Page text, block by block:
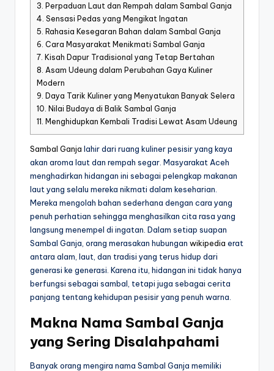
3. Perpaduan Laut dan Rempah dalam Sambal Ganja
4. Sensasi Pedas yang Mengikat Ingatan
5. Rahasia Kesegaran Bahan dalam Sambal Ganja
6. Cara Masyarakat Menikmati Sambal Ganja
7. Kisah Dapur Tradisional yang Tetap Bertahan
8. Asam Udeung dalam Perubahan Gaya Kuliner
Modern
9. Daya Tarik Kuliner yang Menyatukan Banyak Selera
10. Nilai Budaya di Balik Sambal Ganja
11. Menghidupkan Kembali Tradisi Lewat Asam Udeung
Sambal Ganja lahir dari ruang kuliner pesisir yang kaya
akan aroma laut dan rempah segar. Masyarakat Aceh
menghadirkan hidangan ini sebagai pelengkap makanan
laut yang selalu mereka nikmati dalam keseharian.
Mereka mengolah bahan sederhana dengan cara yang
penuh perhatian sehingga menghasilkan cita rasa yang
langsung menempel di ingatan. Dalam setiap suapan
Sambal Ganja, orang merasakan hubungan wikipedia erat
antara alam, laut, dan tradisi yang terus hidup dari
generasi ke generasi. Karena itu, hidangan ini tidak hanya
berfungsi sebagai sambal, tetapi juga sebagai cerita
panjang tentang kehidupan pesisir yang penuh warna.
Makna Nama Sambal Ganja
yang Sering Disalahpahami
Banyak orang mengira nama Sambal Ganja memiliki